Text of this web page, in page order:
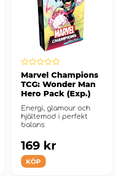
Marvel Champions
TCG: Wonder Man
Hero Pack (Exp.)
Energi, glamour och
hjältemod i perfekt
balans
KÖP
169 kr